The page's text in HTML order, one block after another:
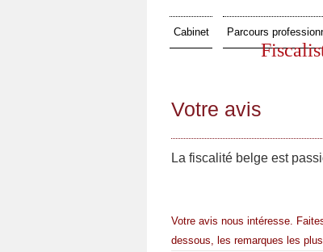
Cabinet Parcours
Votre avis
La fiscalité belge est
Votre avis nous intéresse.
dessous, les remarques les